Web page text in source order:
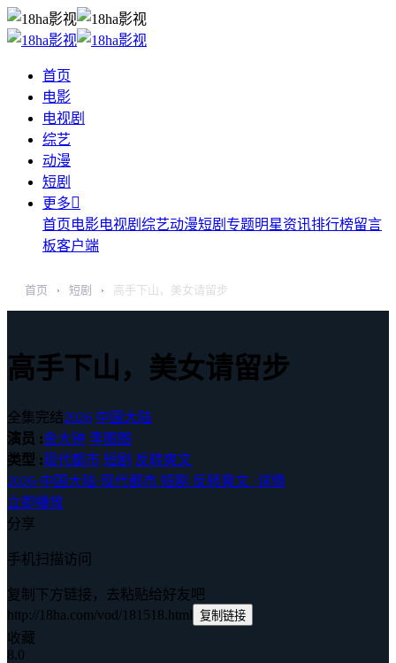
首页
电影
电视剧
综艺
动漫
短剧
更多
首页电影电视剧 综艺动漫短剧 专题明星资讯排行榜留言
板客户端
首页 › 短剧 › 高手下山，美女请留步
高手下山，美女请留步
全集完结2026 中国大陆
演员 :金大钟 李图图
类型 :现代都市 短剧 反转爽文
2026·中国大陆·现代都市 短剧 反转爽文 ·详情
立即播放
分享
手机扫描访问
复制下方链接，去粘贴给好友吧
http://18ha.com/vod/181518.html 复制链接
收藏
8.0